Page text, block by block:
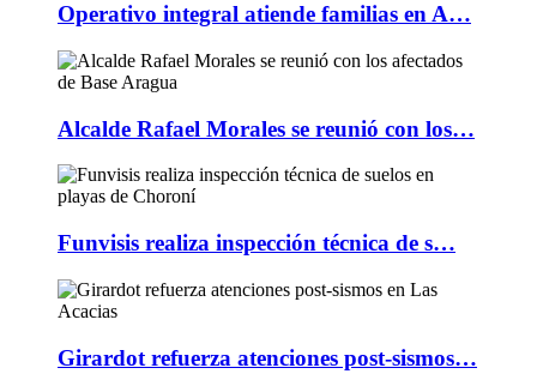
Operativo integral atiende familias en A…
Alcalde Rafael Morales se reunió con los…
Funvisis realiza inspección técnica de s…
Girardot refuerza atenciones post-sismos…